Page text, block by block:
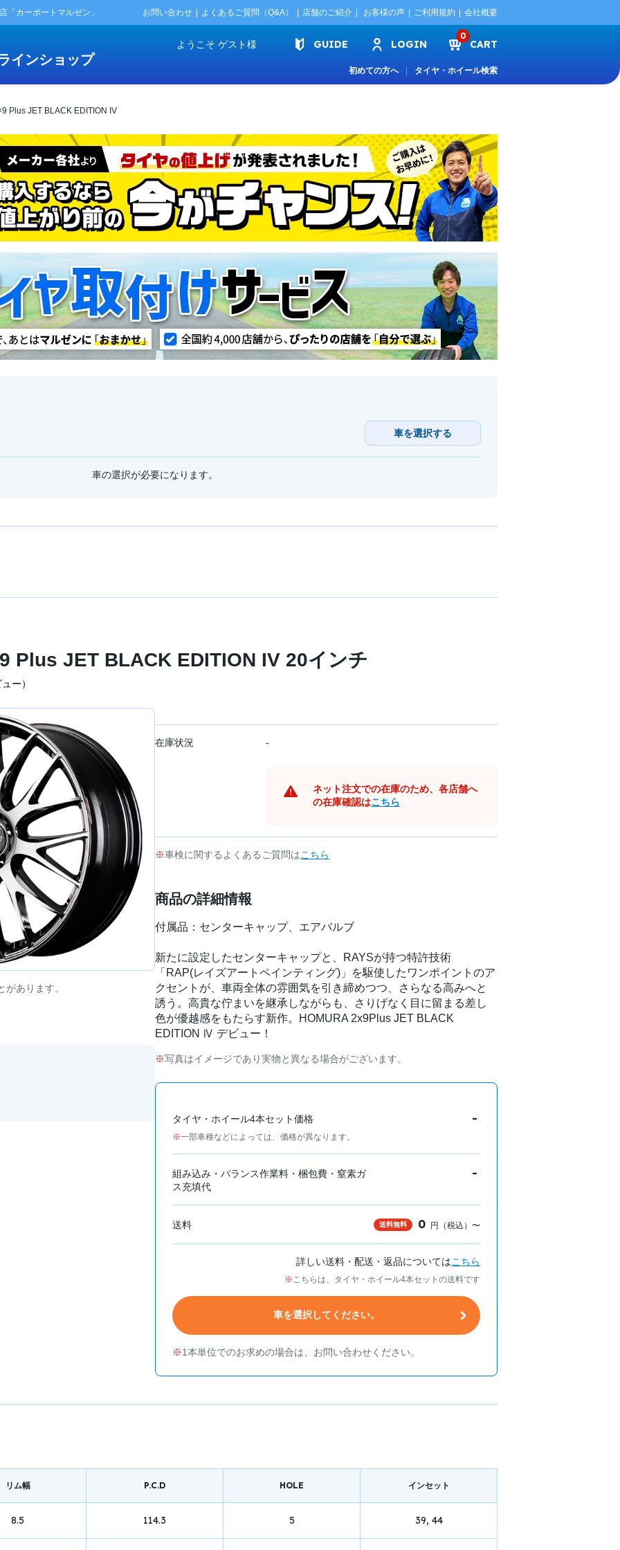
「カーポートマルゼン」 お問い合わせ よくあるご質問（Q&A） 店舗のご紹介 お客様の声 ご利用規約 会社概要
インショップ
ようこそ ゲスト様 GUIDE LOGIN
0
CART
初めての方へ タイヤ・ホイール検索
Plus JET BLACK EDITION IV
車を選択する
車の選択が必要になります。
Plus JET BLACK EDITION IV 20インチ
ー）
あります。
在庫状況 -
ネット注文での在庫のため、各店舗へ
の在庫確認はこちら
車検に関するよくあるご質問はこちら
商品の詳細情報
付属品：センターキャップ、エアバルブ
新たに設定したセンターキャップと、RAYSが持つ特許技術
「RAP(レイズアートペインティング)」を駆使したワンポイントのア
クセントが、車両全体の雰囲気を引き締めつつ、さらなる高みへと
誘う。高貴な佇まいを継承しながらも、さりげなく目に留まる差し
色が優越感をもたらす新作。HOMURA 2x9Plus JET BLACK
EDITION Ⅳ デビュー！
写真はイメージであり実物と異なる場合がございます。
タイヤ・ホイール4本セット価格
一部車種などによっては、価格が異なります。
-
組み込み・バランス作業料・梱包費・窒素ガ
ス充填代
-
送料 送料無料 0 円（税込）〜
詳しい送料・配送・返品についてはこちら
こちらは、タイヤ・ホイール4本セットの送料です
車を選択してください。
1本単位でのお求めの場合は、お問い合わせください。
リム幅 P.C.D HOLE インセット
8.5 114.3 5 39, 44